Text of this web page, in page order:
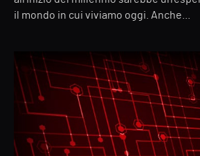
il mondo in cui viviamo oggi. Anche...